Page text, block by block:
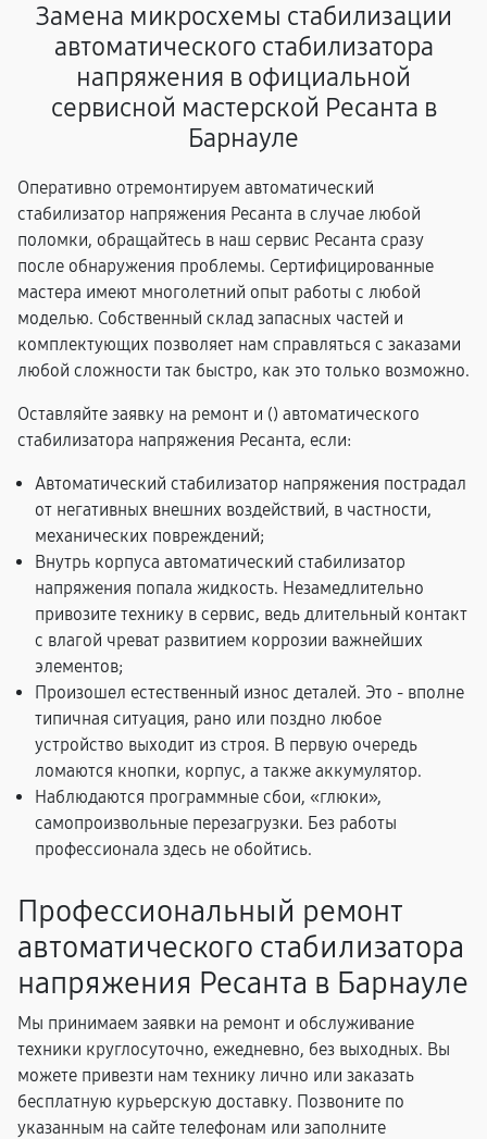
Замена микросхемы стабилизации
автоматического стабилизатора
напряжения в официальной
сервисной мастерской Ресанта в
Барнауле
Оперативно отремонтируем автоматический
стабилизатор напряжения Ресанта в случае любой
поломки, обращайтесь в наш сервис Ресанта сразу
после обнаружения проблемы. Сертифицированные
мастера имеют многолетний опыт работы с любой
моделью. Собственный склад запасных частей и
комплектующих позволяет нам справляться с заказами
любой сложности так быстро, как это только возможно.
Оставляйте заявку на ремонт и () автоматического
стабилизатора напряжения Ресанта, если:
Автоматический стабилизатор напряжения пострадал
от негативных внешних воздействий, в частности,
механических повреждений;
Внутрь корпуса автоматический стабилизатор
напряжения попала жидкость. Незамедлительно
привозите технику в сервис, ведь длительный контакт
с влагой чреват развитием коррозии важнейших
элементов;
Произошел естественный износ деталей. Это - вполне
типичная ситуация, рано или поздно любое
устройство выходит из строя. В первую очередь
ломаются кнопки, корпус, а также аккумулятор.
Наблюдаются программные сбои, «глюки»,
самопроизвольные перезагрузки. Без работы
профессионала здесь не обойтись.
Профессиональный ремонт
автоматического стабилизатора
напряжения Ресанта в Барнауле
Мы принимаем заявки на ремонт и обслуживание
техники круглосуточно, ежедневно, без выходных. Вы
можете привезти нам технику лично или заказать
бесплатную курьерскую доставку. Позвоните по
указанным на сайте телефонам или заполните